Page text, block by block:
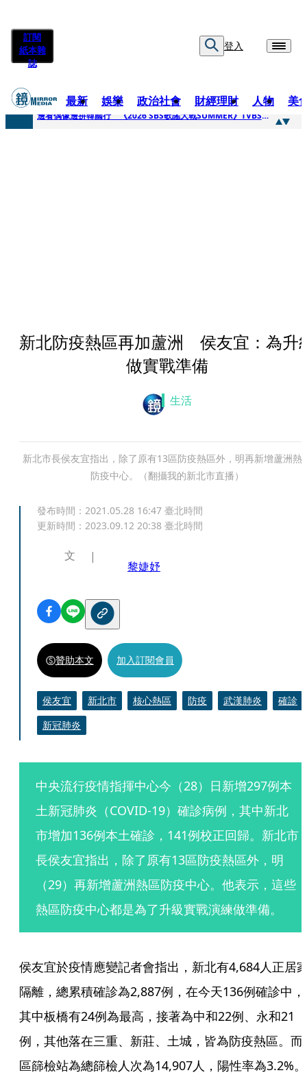
訂閱
紙本雜
誌
登入
最新 娛樂 政治社會 財經理財 人物 美
快訊
邊看偶像邊拚韓國行 《2026 SBS歌謠大戰SUMMER》TVBS直播祭追星福利
新北防疫熱區再加蘆洲 侯友宜：為升
做實戰準備
生活
新北市長侯友宜指出，除了原有13區防疫熱區外，明再新增蘆洲熱
防疫中心。（翻攝我的新北市直播）
發布時間： 2021.05.28 16:47 臺北時間
更新時間： 2023.09.12 20:38 臺北時間
文
黎婕妤
贊助本文 加入訂閱會員
侯友宜 新北市 核心熱區 防疫 武漢肺炎
確診
新冠肺炎
中央流行疫情指揮中心今（28）日新增297例本
土新冠肺炎（COVID-19）確診病例，其中新北
市增加136例本土確診，141例校正回歸。新北市
長侯友宜指出，除了原有13區防疫熱區外，明
（29）再新增蘆洲熱區防疫中心。他表示，這些
熱區防疫中心都是為了升級實戰演練做準備。
侯友宜於疫情應變記者會指出，新北有4,684人正居
隔離，總累積確診為2,887例，在今天136例確診中，
其中板橋有24例為最高，接著為中和22例、永和21
例，其他落在三重、新莊、土城，皆為防疫熱區。而
區篩檢站為總篩檢人次為14,907人，陽性率為3.2%。